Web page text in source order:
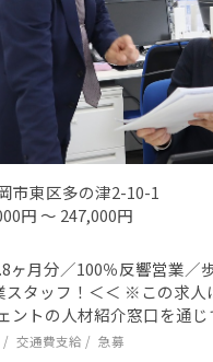
市東区多の津2-10-1
円 ～ 247,000円
ヶ月分／100％反響営業／
スタッフ！＜＜ ※この求
ントの人材紹介窓口を通じ
交通費支給 急募